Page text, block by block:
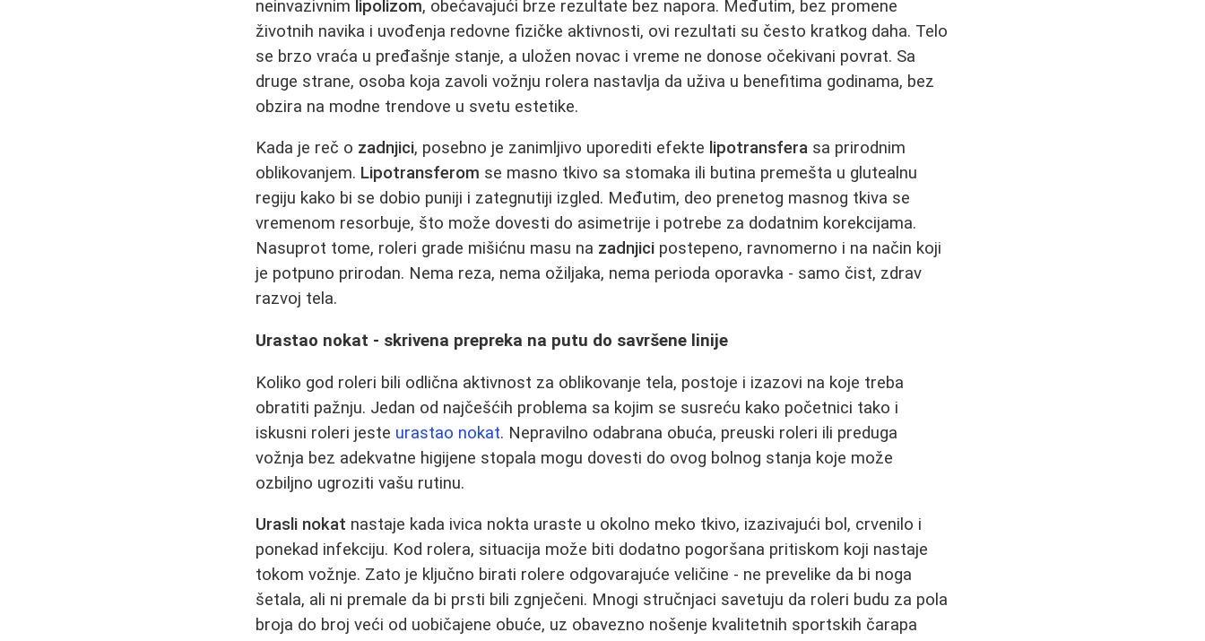
neinvazivnim lipolizom, obećavajući brze rezultate bez napora. Međutim, bez promene
životnih navika i uvođenja redovne fizičke aktivnosti, ovi rezultati su često kratkog daha. Telo
se brzo vraća u pređašnje stanje, a uložen novac i vreme ne donose očekivani povrat. Sa
druge strane, osoba koja zavoli vožnju rolera nastavlja da uživa u benefitima godinama, bez
obzira na modne trendove u svetu estetike.
Kada je reč o zadnjici, posebno je zanimljivo uporediti efekte lipotransfera sa prirodnim
oblikovanjem. Lipotransferom se masno tkivo sa stomaka ili butina premešta u glutealnu
regiju kako bi se dobio puniji i zategnutiji izgled. Međutim, deo prenetog masnog tkiva se
vremenom resorbuje, što može dovesti do asimetrije i potrebe za dodatnim korekcijama.
Nasuprot tome, roleri grade mišićnu masu na zadnjici postepeno, ravnomerno i na način koji
je potpuno prirodan. Nema reza, nema ožiljaka, nema perioda oporavka - samo čist, zdrav
razvoj tela.
Urastao nokat - skrivena prepreka na putu do savršene linije
Koliko god roleri bili odlična aktivnost za oblikovanje tela, postoje i izazovi na koje treba
obratiti pažnju. Jedan od najčešćih problema sa kojim se susreću kako početnici tako i
iskusni roleri jeste urastao nokat. Nepravilno odabrana obuća, preuski roleri ili preduga
vožnja bez adekvatne higijene stopala mogu dovesti do ovog bolnog stanja koje može
ozbiljno ugroziti vašu rutinu.
Urasli nokat nastaje kada ivica nokta uraste u okolno meko tkivo, izazivajući bol, crvenilo i
ponekad infekciju. Kod rolera, situacija može biti dodatno pogoršana pritiskom koji nastaje
tokom vožnje. Zato je ključno birati rolere odgovarajuće veličine - ne prevelike da bi noga
šetala, ali ni premale da bi prsti bili zgnječeni. Mnogi stručnjaci savetuju da roleri budu za pola
broja do broj veći od uobičajene obuće, uz obavezno nošenje kvalitetnih sportskih čarapa